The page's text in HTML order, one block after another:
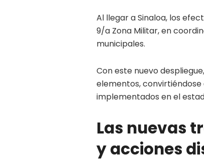
Al llegar a Sinaloa, los
9/a Zona Militar, en
municipales.
Con este nuevo
elementos,
implementados en el
Las nuevas
y acciones